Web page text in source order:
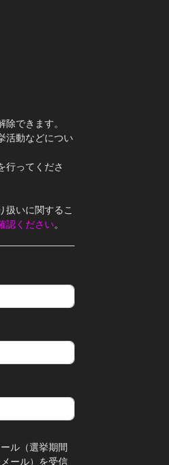
できます。
活動などについ
行ってくださ
扱いに関するこ
認ください。
ル（選挙期間
ール）を受信